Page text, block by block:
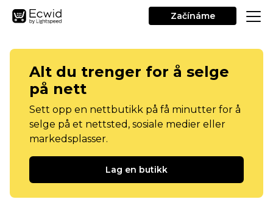
Začínáme
Alt du trenger for å selge
på nett
Sett opp en nettbutikk på få minutter for å
selge på et nettsted, sosiale medier eller
markedsplasser.
Lag en butikk